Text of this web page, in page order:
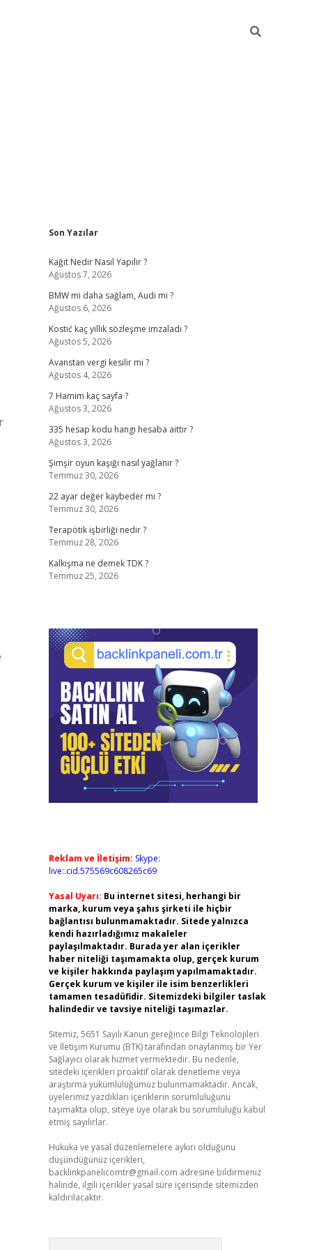
Sidebar
Son Yazılar
Kağıt Nedir Nasıl Yapılır ?
Ağustos 7, 2026
BMW mi daha sağlam, Audi mi ?
Ağustos 6, 2026
Kostić kaç yıllık sözleşme imzaladı ?
Ağustos 5, 2026
Avanstan vergi kesilir mi ?
Ağustos 4, 2026
7 Hamim kaç sayfa ?
Ağustos 3, 2026
335 hesap kodu hangi hesaba aittir ?
Ağustos 3, 2026
Şimşir oyun kaşığı nasıl yağlanır ?
Temmuz 30, 2026
22 ayar değer kaybeder mi ?
Temmuz 30, 2026
Terapötik işbirliği nedir ?
Temmuz 28, 2026
Kalkışma ne demek TDK ?
Temmuz 25, 2026
Reklam ve İletişim: Skype:
live:.cid.575569c608265c69
Yasal Uyarı: Bu internet sitesi, herhangi bir
marka, kurum veya şahıs şirketi ile hiçbir
bağlantısı bulunmamaktadır. Sitede yalnızca
kendi hazırladığımız makaleler
paylaşılmaktadır. Burada yer alan içerikler
haber niteliği taşımamakta olup, gerçek kurum
ve kişiler hakkında paylaşım yapılmamaktadır.
Gerçek kurum ve kişiler ile isim benzerlikleri
tamamen tesadüfidir. Sitemizdeki bilgiler taslak
halindedir ve tavsiye niteliği taşımazlar.
Sitemiz, 5651 Sayılı Kanun gereğince Bilgi Teknolojileri
ve İletişim Kurumu (BTK) tarafından onaylanmış bir Yer
Sağlayıcı olarak hizmet vermektedir. Bu nedenle,
sitedeki içerikleri proaktif olarak denetleme veya
araştırma yükümlülüğümüz bulunmamaktadır. Ancak,
üyelerimiz yazdıkları içeriklerin sorumluluğunu
taşımakta olup, siteye üye olarak bu sorumluluğu kabul
etmiş sayılırlar.
Hukuka ve yasal düzenlemelere aykırı olduğunu
düşündüğünüz içerikleri,
backlinkpanelicomtr@gmail.com adresine bildirmeniz
halinde, ilgili içerikler yasal süre içerisinde sitemizden
kaldırılacaktır.